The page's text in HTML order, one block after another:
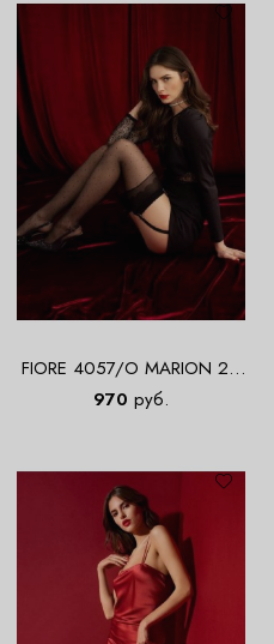
FIORE 4057/O MARION 20
DEN Чулки
970 руб.